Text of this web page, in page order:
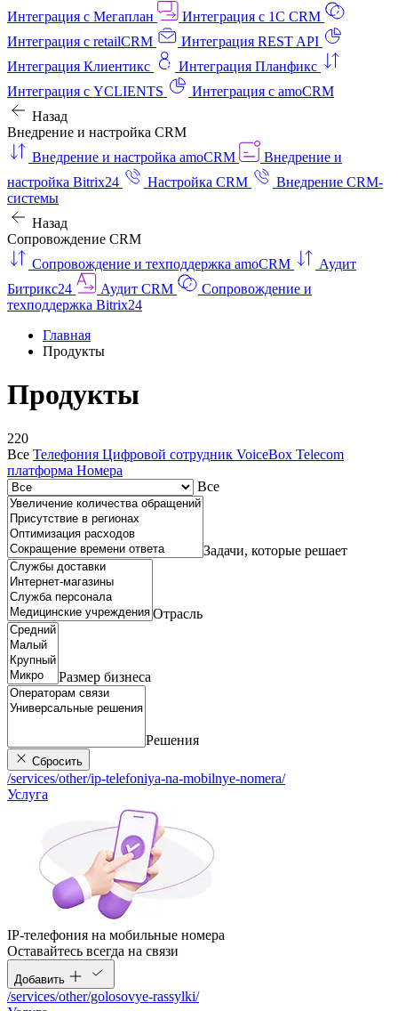
Интеграция с Мегаплан
Интеграция с 1C CRM
Интеграция с retailCRM
Интеграция REST API
Интеграция Клиентикс
Интеграция Планфикс
Интеграция с YCLIENTS
Интеграция с amoCRM
Назад
Внедрение и настройка CRM
Внедрение и настройка amoCRM
Внедрение и
настройка Bitrix24
Настройка CRM
Внедрение CRM-
системы
Назад
Сопровождение CRM
Сопровождение и техподдержка amoCRM
Аудит
Битрикс24
Аудит CRM
Сопровождение и
техподдержка Bitrix24
Главная
Продукты
Продукты
220
Все Телефония Цифровой сотрудник VoiceBox Telecom
платформа Номера
Все
Задачи, которые решает
Отрасль
Размер бизнеса
Решения
Сбросить
/services/other/ip-telefoniya-na-mobilnye-nomera/
Услуга
IP-телефония на мобильные номера
Оставайтесь всегда на связи
Добавить
/services/other/golosovye-rassylki/